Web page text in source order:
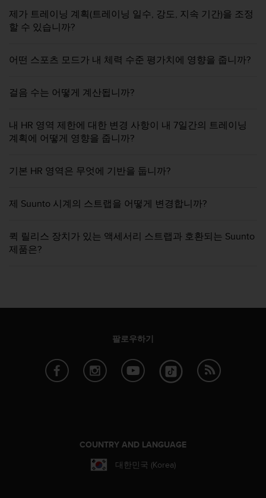
제가 트레이닝 계획(트레이닝 일수, 강도, 지속 기간)을 조정
할 수 있습니까?
어떤 스포츠 모드가 내 체력 수준 평가치에 영향을 줍니까?
걸음 수는 어떻게 계산됩니까?
내 HR 영역 제한에 대한 변경 사항이 내 7일간의 트레이닝
계획에 어떻게 영향을 줍니까?
기본 HR 영역은 무엇에 기반을 둡니까?
제 Suunto 시계의 스트랩을 어떻게 변경합니까?
퀵 릴리스 장치가 있는 액세서리 스트랩과 호환되는 Suunto
제품은?
팔로우하기
COUNTRY AND LANGUAGE
대한민국 (Korea)